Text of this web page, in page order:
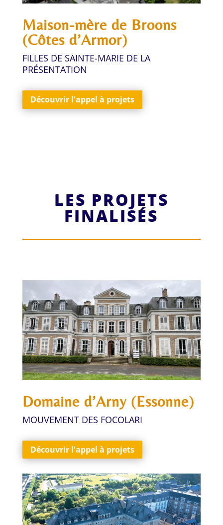
Maison-mère de Broons
(Côtes d’Armor)
FILLES DE SAINTE-MARIE DE LA
PRÉSENTATION
Découvrir l'appel à projets
LES PROJETS
FINALISÉS
Domaine d’Arny (Essonne)
MOUVEMENT DES FOCOLARI
Découvrir l'appel à projets